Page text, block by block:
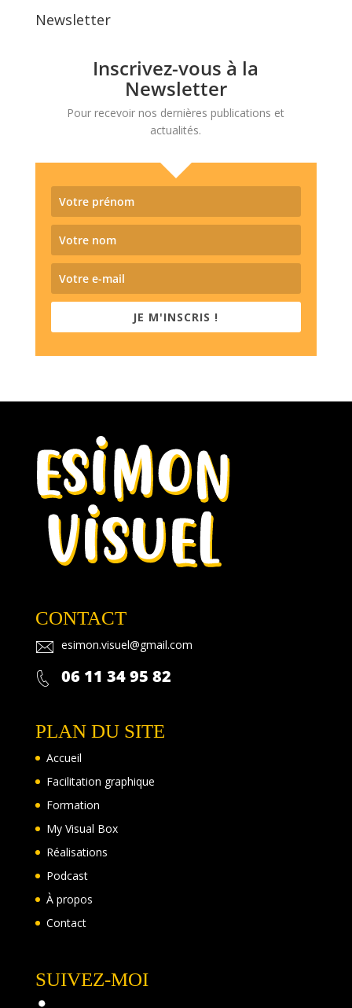
Newsletter
Inscrivez-vous à la
Newsletter
Pour recevoir nos dernières publications et
actualités.
JE M'INSCRIS !
CONTACT
esimon.visuel@gmail.com
06 11 34 95 82
PLAN DU SITE
Accueil
Facilitation graphique
Formation
My Visual Box
Réalisations
Podcast
À propos
Contact
SUIVEZ-MOI